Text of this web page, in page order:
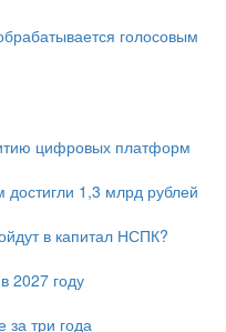
голосовым
цифровых платформ
1,3 млрд рублей
в капитал НСПК?
2027 году
за три года